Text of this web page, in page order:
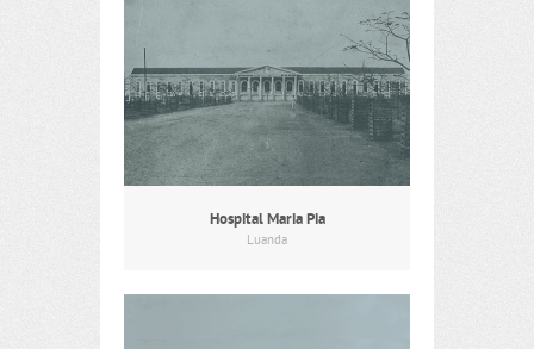
Hospital Maria Pia
Luanda